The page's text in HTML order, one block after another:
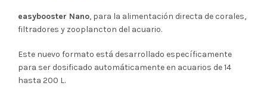
precio
era:
precio
es:
easybooster Nano, para la alimentación directa de corales,
filtradores y zooplancton del acuario.
Este nuevo formato está desarrollado específicamente
para ser dosificado automáticamente en acuarios de 14
hasta 200 L.